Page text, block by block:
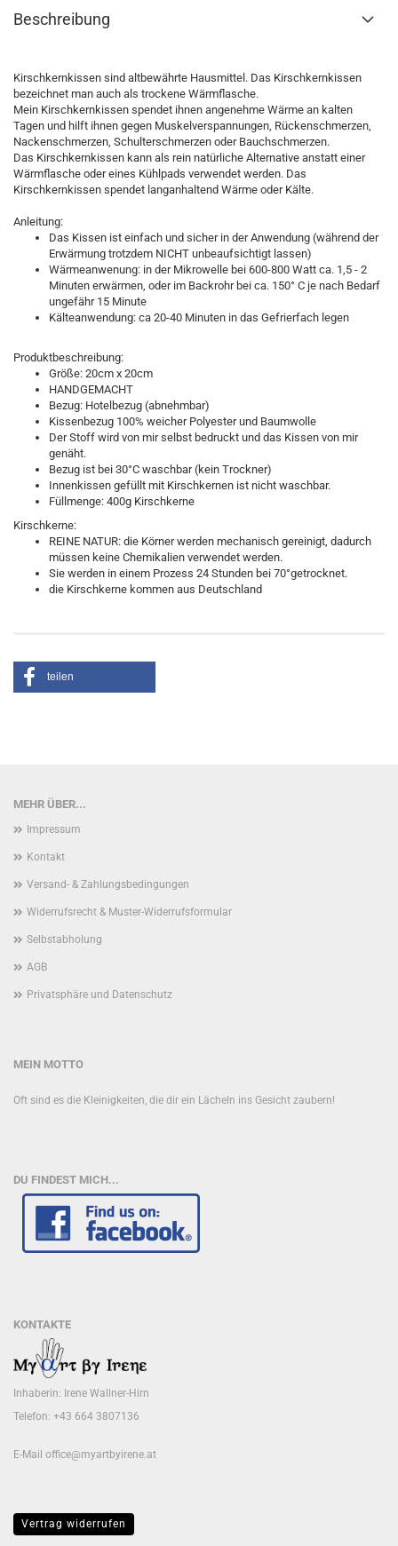
Beschreibung
Kirschkernkissen sind altbewährte Hausmittel. Das Kirschkernkissen
bezeichnet man auch als trockene Wärmflasche.
Mein Kirschkernkissen spendet ihnen angenehme Wärme an kalten
Tagen und hilft ihnen gegen Muskelverspannungen, Rückenschmerzen,
Nackenschmerzen, Schulterschmerzen oder Bauchschmerzen.
Das Kirschkernkissen kann als rein natürliche Alternative anstatt einer
Wärmflasche oder eines Kühlpads verwendet werden. Das
Kirschkernkissen spendet langanhaltend Wärme oder Kälte.
Anleitung:
Das Kissen ist einfach und sicher in der Anwendung (während der
Erwärmung trotzdem NICHT unbeaufsichtigt lassen)
Wärmeanwenung: in der Mikrowelle bei 600-800 Watt ca. 1,5 - 2
Minuten erwärmen, oder im Backrohr bei ca. 150° C je nach Bedarf
ungefähr 15 Minute
Kälteanwendung: ca 20-40 Minuten in das Gefrierfach legen
Produktbeschreibung:
Größe: 20cm x 20cm
HANDGEMACHT
Bezug: Hotelbezug (abnehmbar)
Kissenbezug 100% weicher Polyester und Baumwolle
Der Stoff wird von mir selbst bedruckt und das Kissen von mir
genäht.
Bezug ist bei 30°C waschbar (kein Trockner)
Innenkissen gefüllt mit Kirschkernen ist nicht waschbar.
Füllmenge: 400g Kirschkerne
Kirschkerne:
REINE NATUR: die Körner werden mechanisch gereinigt, dadurch
müssen keine Chemikalien verwendet werden.
Sie werden in einem Prozess 24 Stunden bei 70°getrocknet.
die Kirschkerne kommen aus Deutschland
teilen
MEHR ÜBER...
Impressum
Kontakt
Versand- & Zahlungsbedingungen
Widerrufsrecht & Muster-Widerrufsformular
Selbstabholung
AGB
Privatsphäre und Datenschutz
MEIN MOTTO
Oft sind es die Kleinigkeiten, die dir ein Lächeln ins Gesicht zaubern!
DU FINDEST MICH...
KONTAKTE
Inhaberin: Irene Wallner-Hirn
Telefon: +43 664 3807136
E-Mail office@myartbyirene.at
Vertrag widerrufen